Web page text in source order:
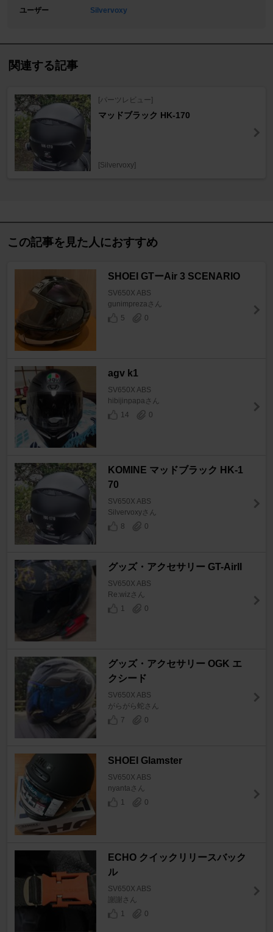
ユーザー Silvervoxy
関連する記事
[パーツレビュー]
マッドブラック HK-170
[Silvervoxy]
この記事を見た人におすすめ
SHOEI GTーAir 3 SCENARIO
SV650X ABS
gunimprezaさん
5
0
agv k1
SV650X ABS
hibijinpapaさん
14
0
KOMINE マッドブラック HK-1
70
SV650X ABS
Silvervoxyさん
8
0
グッズ・アクセサリー GT-AirII
SV650X ABS
Re:wizさん
1
0
グッズ・アクセサリー OGK エ
クシード
SV650X ABS
がらがら蛇さん
7
0
SHOEI Glamster
SV650X ABS
nyantaさん
1
0
ECHO クイックリリースバック
ル
SV650X ABS
謝謝さん
1
0